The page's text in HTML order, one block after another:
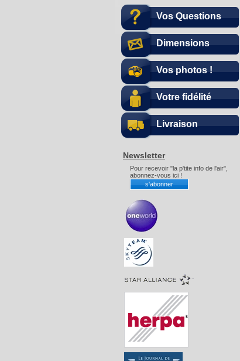
Vos Questions
Dimensions
Vos photos !
Votre fidélité
Livraison
Newsletter
Pour recevoir "la p'tite info de l'air",
abonnez-vous ici !